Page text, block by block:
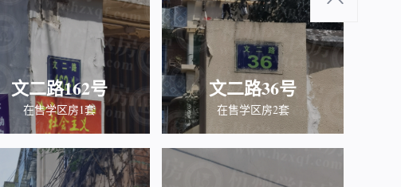
文二路162号
在售学区房1套
文二路36号
在售学区房2套